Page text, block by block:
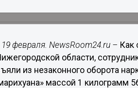
февраля. NewsRoom24.ru – Как
области,
из незаконного оборота
массой 1 килограмм